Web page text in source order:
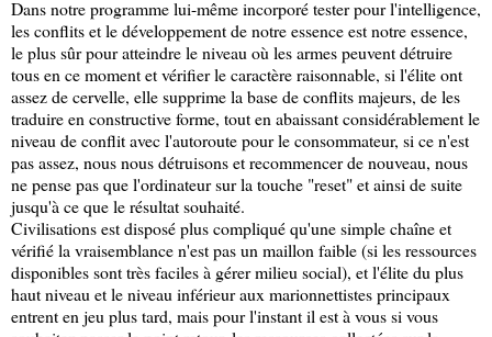
Dans notre programme lui-même incorporé tester pour l'intelligence,
les conflits et le développement de notre essence est notre essence,
le plus sûr pour atteindre le niveau où les armes peuvent détruire
tous en ce moment et vérifier le caractère raisonnable, si l'élite ont
assez de cervelle, elle supprime la base de conflits majeurs, de les
traduire en constructive forme, tout en abaissant considérablement le
niveau de conflit avec l'autoroute pour le consommateur, si ce n'est
pas assez, nous nous détruisons et recommencer de nouveau, nous
ne pense pas que l'ordinateur sur la touche "reset" et ainsi de suite
jusqu'à ce que le résultat souhaité.
Civilisations est disposé plus compliqué qu'une simple chaîne et
vérifié la vraisemblance n'est pas un maillon faible (si les ressources
disponibles sont très faciles à gérer milieu social), et l'élite du plus
haut niveau et le niveau inférieur aux marionnettistes principaux
entrent en jeu plus tard, mais pour l'instant il est à vous si vous